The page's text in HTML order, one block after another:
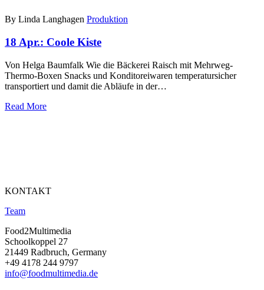
By Linda Langhagen Produktion
18 Apr.: Coole Kiste
Von Helga Baumfalk Wie die Bäckerei Raisch mit Mehrweg-
Thermo-Boxen Snacks und Konditoreiwaren temperatursicher
transportiert und damit die Abläufe in der…
Read More
KONTAKT
Team
Food2Multimedia
Schoolkoppel 27
21449 Radbruch, Germany
+49 4178 244 9797
info@foodmultimedia.de